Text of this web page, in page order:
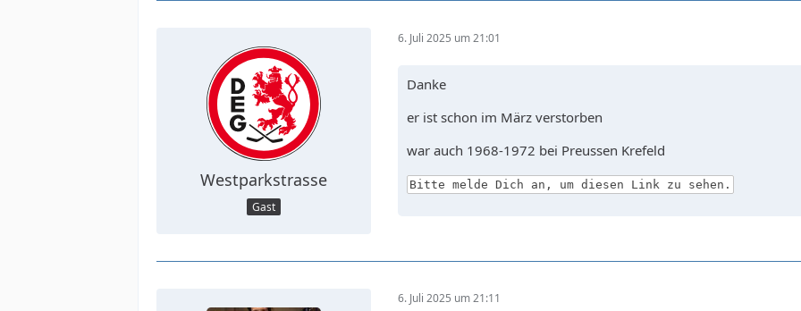
Westparkstrasse
Gast
6. Juli 2025 um 21:01
Danke
er ist schon im März verstorben
war auch 1968-1972 bei Preussen Krefeld
Bitte melde Dich an, um diesen Link zu sehen.
6. Juli 2025 um 21:11